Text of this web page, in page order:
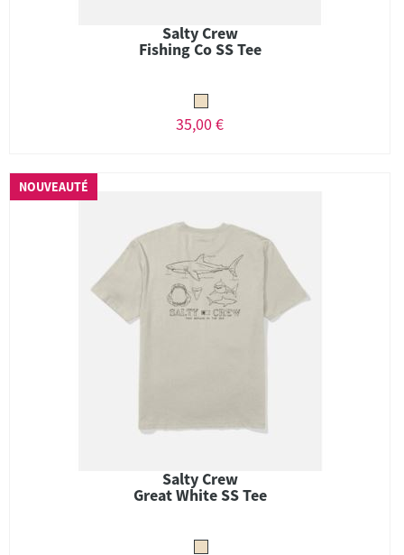
Salty Crew
Fishing Co SS Tee
35,00 €
NOUVEAUTÉ
Salty Crew
Great White SS Tee